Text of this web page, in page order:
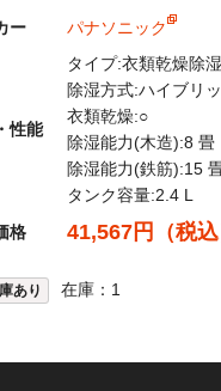
号記載の納品書を発行して
の納品書を同封しており
外のご注文の方）はご注
ー
パナソニック
性能
タイプ:衣類乾燥除
除湿方式:ハイブリ
衣類乾燥:○
除湿能力(木造):8 畳
除湿能力(鉄筋):15
タンク容量:2.4 L
格
41,567円（税込
あり 在庫：1